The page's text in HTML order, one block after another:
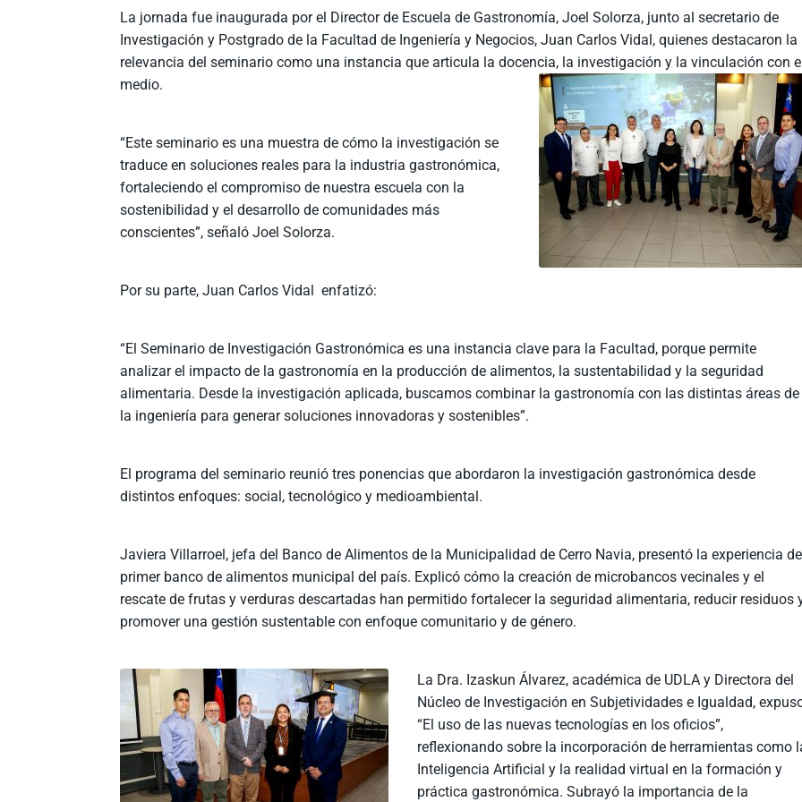
La jornada fue inaugurada por el Director de Escuela de Gastronomía, Joel Solorza, junto al secretario de
Investigación y Postgrado de la Facultad de Ingeniería y Negocios, Juan Carlos Vidal, quienes destacaron la
relevancia del seminario como una instancia que articula la docencia, la investigación y la vinculación con
medio.
“Este seminario es una muestra de cómo la investigación se
traduce en soluciones reales para la industria gastronómica,
fortaleciendo el compromiso de nuestra escuela con la
sostenibilidad y el desarrollo de comunidades más
conscientes”, señaló Joel Solorza.
Por su parte, Juan Carlos Vidal enfatizó:
“El Seminario de Investigación Gastronómica es una instancia clave para la Facultad, porque permite
analizar el impacto de la gastronomía en la producción de alimentos, la sustentabilidad y la seguridad
alimentaria. Desde la investigación aplicada, buscamos combinar la gastronomía con las distintas áreas de
la ingeniería para generar soluciones innovadoras y sostenibles”.
El programa del seminario reunió tres ponencias que abordaron la investigación gastronómica desde
distintos enfoques: social, tecnológico y medioambiental.
Javiera Villarroel, jefa del Banco de Alimentos de la Municipalidad de Cerro Navia, presentó la experiencia
primer banco de alimentos municipal del país. Explicó cómo la creación de microbancos vecinales y el
rescate de frutas y verduras descartadas han permitido fortalecer la seguridad alimentaria, reducir residuos
promover una gestión sustentable con enfoque comunitario y de género.
La Dra. Izaskun Álvarez, académica de UDLA y Directora del
Núcleo de Investigación en Subjetividades e Igualdad,
“El uso de las nuevas tecnologías en los oficios”,
reflexionando sobre la incorporación de herramientas como
Inteligencia Artificial y la realidad virtual en la formación y
práctica gastronómica. Subrayó la importancia de la